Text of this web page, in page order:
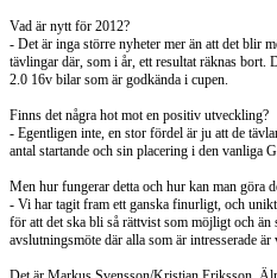
Vad är nytt för 2012?
- Det är inga större nyheter mer än att det blir
tävlingar där, som i år, ett resultat räknas
2.0 16v bilar som är godkända i cupen.
Finns det några hot mot en positiv utveckling?
- Egentligen inte, en stor fördel är ju att de
antal startande och sin placering i den vanliga
Men hur fungerar detta och hur kan man göra
- Vi har tagit fram ett ganska finurligt, och
för att det ska bli så rättvist som möjligt och
avslutningsmöte där alla som är intresserade